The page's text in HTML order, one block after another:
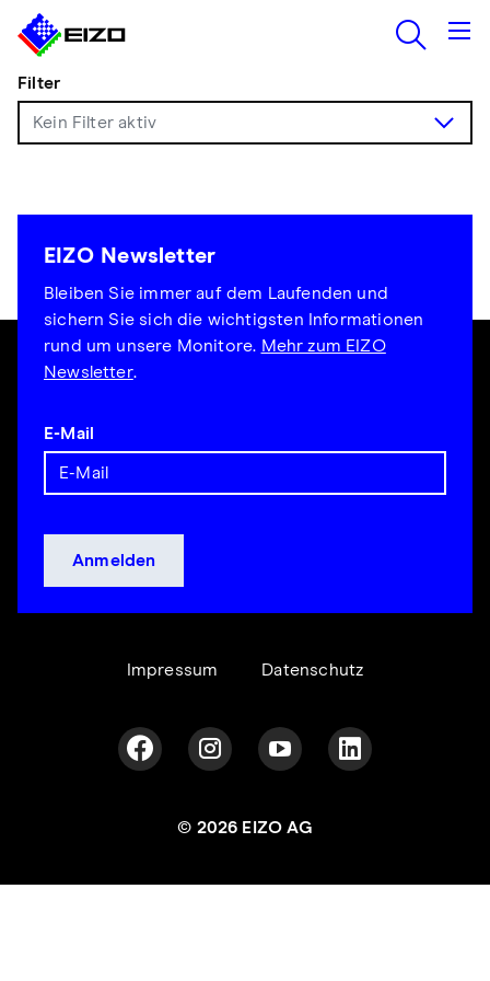
Filter
EIZO Newsletter
Bleiben Sie immer auf dem Laufenden und
sichern Sie sich die wichtigsten Informationen
rund um unsere Monitore. Mehr zum EIZO
Newsletter.
E-Mail
Impressum Datenschutz
© 2026 EIZO AG